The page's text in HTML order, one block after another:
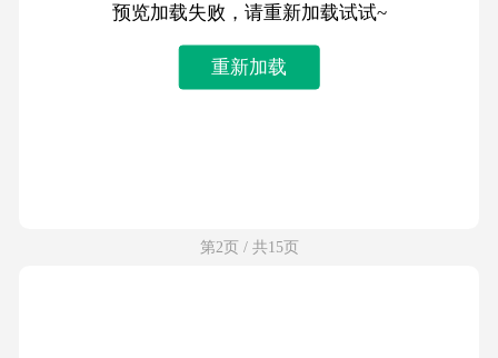
预览加载失败，请重新加载试试~
重新加载
第2页 / 共15页